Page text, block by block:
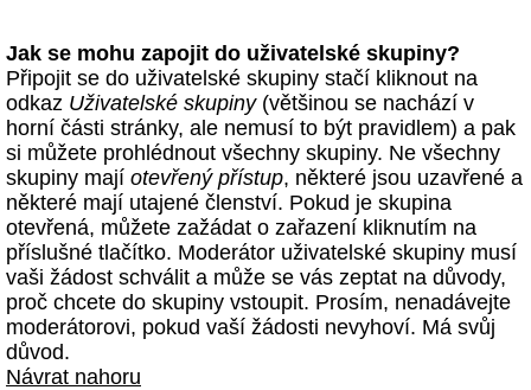
Jak se mohu zapojit do uživatelské skupiny?
Připojit se do uživatelské skupiny stačí kliknout na
odkaz Uživatelské skupiny(většinou se nachází v
horní části stránky, ale nemusí to být pravidlem) a pak
si můžete prohlédnout všechny skupiny. Ne všechny
skupiny mají otevřený přístup, některé jsou uzavřené a
některé mají utajené členství. Pokud je skupina
otevřená, můžete zažádat o zařazení kliknutím na
příslušné tlačítko. Moderátor uživatelské skupiny musí
vaši žádost schválit a může se vás zeptat na důvody,
proč chcete do skupiny vstoupit. Prosím, nenadávejte
moderátorovi, pokud vaší žádosti nevyhoví. Má svůj
důvod.
Návrat nahoru